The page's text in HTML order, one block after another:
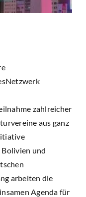
zahlreicher
aus ganz
und
arbeiten die
Agenda für